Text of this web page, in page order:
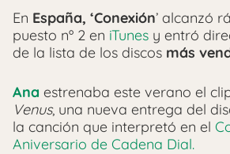
En España, ‘Conexión’ alcanzó
puesto nº 2 en iTunes y entró
de la lista de los discos más
Ana estrenaba este verano el
Venus, una nueva entrega del
la canción que interpretó en el
Aniversario de Cadena Dial.